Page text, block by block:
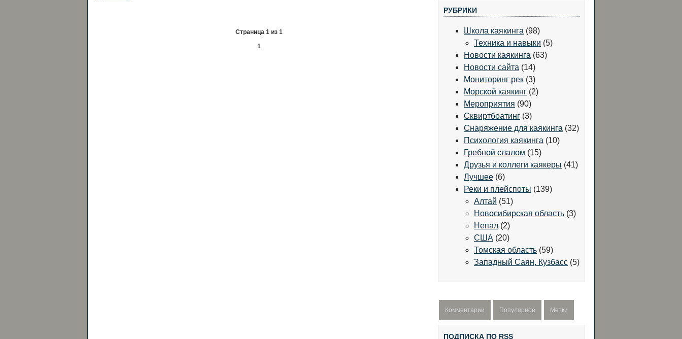
Страница 1 из 1
1
РУБРИКИ
Школа каякинга (98)
Техника и навыки (5)
Новости каякинга (63)
Новости сайта (14)
Мониторинг рек (3)
Морской каякинг (2)
Мероприятия (90)
Сквиртбоатинг (3)
Снаряжение для каякинга (32)
Психология каякинга (10)
Гребной слалом (15)
Друзья и коллеги каякеры (41)
Лучшее (6)
Реки и плейспоты (139)
Алтай (51)
Новосибирская область (3)
Непал (2)
США (20)
Томская область (59)
Западный Саян, Кузбасс (5)
Комментарии Популярное Метки
ПОДПИСКА ПО RSS